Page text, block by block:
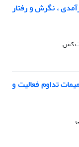
، نگرش و رفتار
کش
تداوم فعالیت و